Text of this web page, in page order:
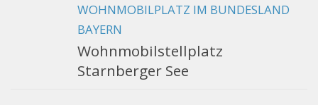
WOHNMOBILPLATZ IM BUNDESLAND
BAYERN
Wohnmobilstellplatz
Starnberger See